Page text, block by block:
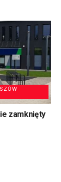
zamknięty